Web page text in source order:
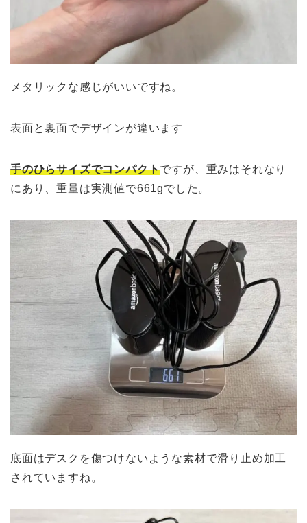
メタリックな感じがいいですね。
表面と裏面でデザインが違います
手のひらサイズでコンパクトですが、重みはそれなり
にあり、重量は実測値で661gでした。
底面はデスクを傷つけないような素材で滑り止め加工
されていますね。